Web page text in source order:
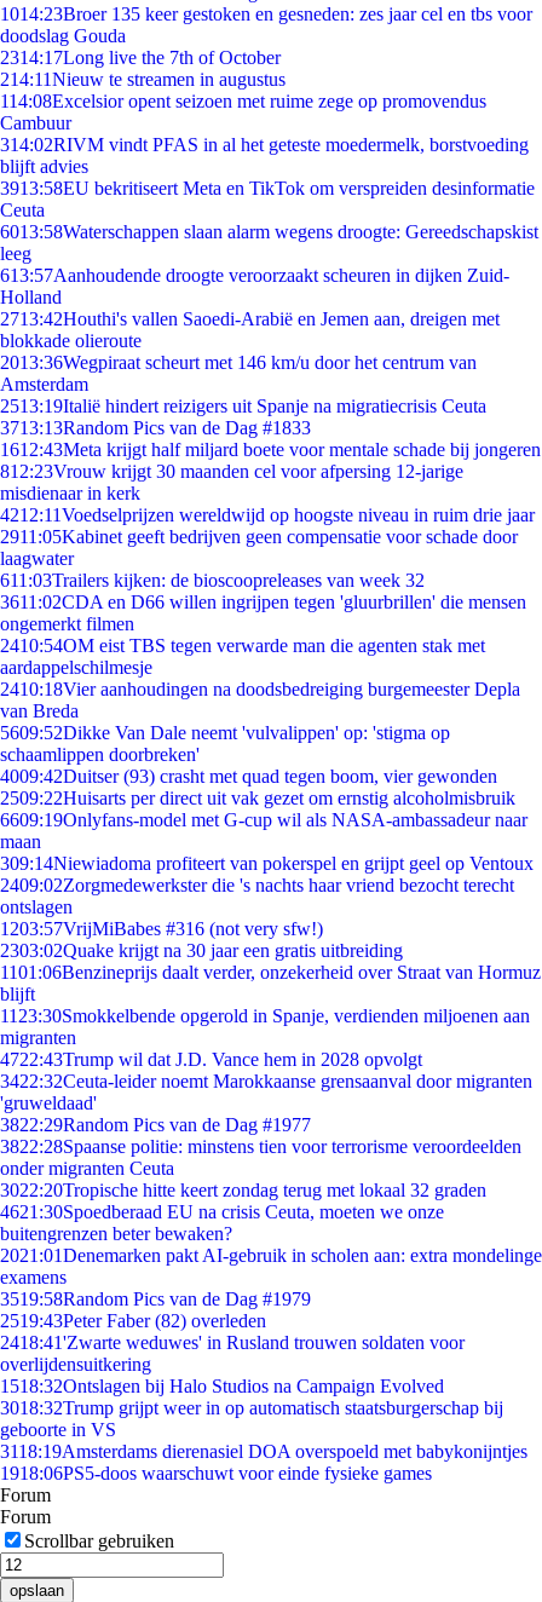
1014:23Broer 135 keer gestoken en gesneden: zes jaar cel en tbs voor
doodslag Gouda
2314:17Long live the 7th of October
214:11Nieuw te streamen in augustus
114:08Excelsior opent seizoen met ruime zege op promovendus
Cambuur
314:02RIVM vindt PFAS in al het geteste moedermelk, borstvoeding
blijft advies
3913:58EU bekritiseert Meta en TikTok om verspreiden desinformatie
Ceuta
6013:58Waterschappen slaan alarm wegens droogte: Gereedschapskist
leeg
613:57Aanhoudende droogte veroorzaakt scheuren in dijken Zuid-
Holland
2713:42Houthi's vallen Saoedi-Arabië en Jemen aan, dreigen met
blokkade olieroute
2013:36Wegpiraat scheurt met 146 km/u door het centrum van
Amsterdam
2513:19Italië hindert reizigers uit Spanje na migratiecrisis Ceuta
3713:13Random Pics van de Dag #1833
1612:43Meta krijgt half miljard boete voor mentale schade bij jongeren
812:23Vrouw krijgt 30 maanden cel voor afpersing 12-jarige
misdienaar in kerk
4212:11Voedselprijzen wereldwijd op hoogste niveau in ruim drie jaar
2911:05Kabinet geeft bedrijven geen compensatie voor schade door
laagwater
611:03Trailers kijken: de bioscoopreleases van week 32
3611:02CDA en D66 willen ingrijpen tegen 'gluurbrillen' die mensen
ongemerkt filmen
2410:54OM eist TBS tegen verwarde man die agenten stak met
aardappelschilmesje
2410:18Vier aanhoudingen na doodsbedreiging burgemeester Depla
van Breda
5609:52Dikke Van Dale neemt 'vulvalippen' op: 'stigma op
schaamlippen doorbreken'
4009:42Duitser (93) crasht met quad tegen boom, vier gewonden
2509:22Huisarts per direct uit vak gezet om ernstig alcoholmisbruik
6609:19Onlyfans-model met G-cup wil als NASA-ambassadeur naar
maan
309:14Niewiadoma profiteert van pokerspel en grijpt geel op Ventoux
2409:02Zorgmedewerkster die 's nachts haar vriend bezocht terecht
ontslagen
1203:57VrijMiBabes #316 (not very sfw!)
2303:02Quake krijgt na 30 jaar een gratis uitbreiding
1101:06Benzineprijs daalt verder, onzekerheid over Straat van Hormuz
blijft
11 23:30Smokkelbende opgerold in Spanje, verdienden miljoenen aan
migranten
4722:43Trump wil dat J.D. Vance hem in 2028 opvolgt
3422:32Ceuta-leider noemt Marokkaanse grensaanval door migranten
'gruweldaad'
3822:29Random Pics van de Dag #1977
3822:28Spaanse politie: minstens tien voor terrorisme veroordeelden
onder migranten Ceuta
3022:20Tropische hitte keert zondag terug met lokaal 32 graden
4621:30Spoedberaad EU na crisis Ceuta, moeten we onze
buitengrenzen beter bewaken?
2021:01Denemarken pakt AI-gebruik in scholen aan: extra mondelinge
examens
3519:58Random Pics van de Dag #1979
2519:43Peter Faber (82) overleden
2418:41'Zwarte weduwes' in Rusland trouwen soldaten voor
overlijdensuitkering
1518:32Ontslagen bij Halo Studios na Campaign Evolved
3018:32Trump grijpt weer in op automatisch staatsburgerschap bij
geboorte in VS
3118:19Amsterdams dierenasiel DOA overspoeld met babykonijntjes
1918:06PS5-doos waarschuwt voor einde fysieke games
Forum
Forum
Scrollbar gebruiken
opslaan